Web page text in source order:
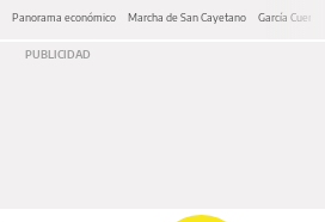
Panorama económico Marcha de San Cayetano García Cuerva